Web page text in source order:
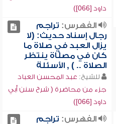
داود [066])
الفهرس: تراجم
رجال إسناد حديث: (لا
يزال العبد في صلاة ما
كان في مصلَّاة ينتظر
الصلاة .. ) , الأسئلة
للشيخ: عبد المحسن العباد
جزء من محاضرة ( شرح سنن أبي
داود [066])
الفهرس: تراجم